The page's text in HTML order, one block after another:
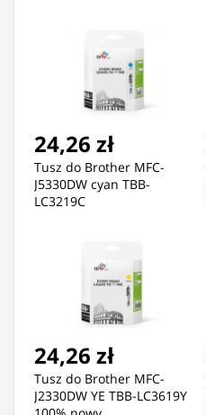
24,26 zł
Tusz do Brother MFC-
J5330DW cyan TBB-
LC3219C
24,26 zł
Tusz do Brother MFC-
J2330DW YE TBB-LC3619Y